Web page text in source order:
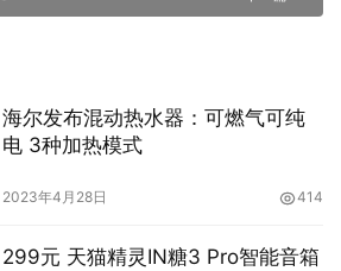
海尔发布混动热水器：可燃气可纯
电 3种加热模式
2023年4月28日 414
299元 天猫精灵IN糖3 Pro智能音箱